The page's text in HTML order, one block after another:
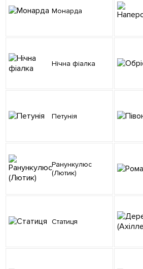
Монарда
Нічна фіалка
Петунія
Ранункулюс
(Лютик)
Статиця